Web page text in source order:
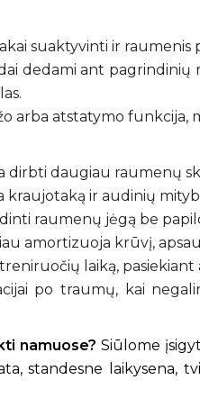
suaktyvinti ir
dedami ant
arba atstatymo
dirbti daugiau raumenų
kraujotaką ir audinių
raumenų jėgą be
amortizuoja krūvį,
laiką,
po traumų, kai
namuose? Siūlome
standesne laikysena,